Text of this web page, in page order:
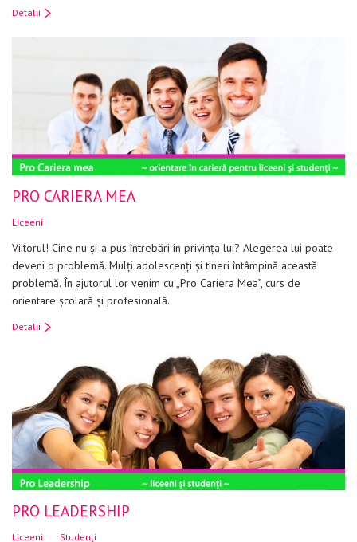
Detalii
PRO CARIERA MEA
Liceeni
Viitorul! Cine nu şi-a pus întrebări în privinţa lui? Alegerea lui poate
deveni o problemă. Mulţi adolescenţi şi tineri întâmpină această
problemă. În ajutorul lor venim cu „Pro Cariera Mea”, curs de
orientare şcolară şi profesională.
Detalii
PRO LEADERSHIP
Liceeni Studenți